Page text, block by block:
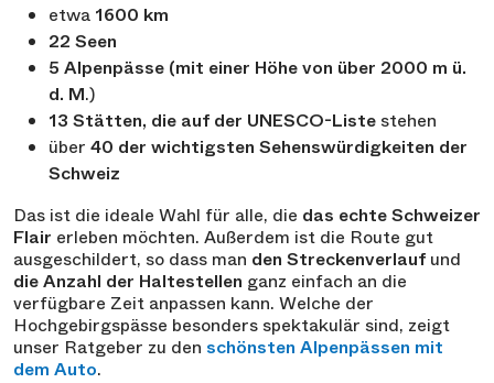
etwa 1600 km
22 Seen
5 Alpenpässe (mit einer Höhe von über 2000 m ü.
d. M.)
13 Stätten, die auf der UNESCO-Liste stehen
über 40 der wichtigsten Sehenswürdigkeiten der
Schweiz
Das ist die ideale Wahl für alle, die das echte Schweizer
Flair erleben möchten. Außerdem ist die Route gut
ausgeschildert, so dass man den Streckenverlauf und
die Anzahl der Haltestellen ganz einfach an die
verfügbare Zeit anpassen kann. Welche der
Hochgebirgspässe besonders spektakulär sind, zeigt
unser Ratgeber zu den schönsten Alpenpässen mit
dem Auto.